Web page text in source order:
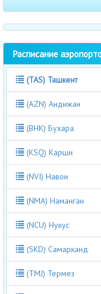
Расписание
(TAS) Ташкент
(AZN) Андижан
(BHK) Бухара
(KSQ) Карши
(NVI) Навои
(NMA) Наманган
(NCU) Нукус
(SKD) Самарканд
(TMJ) Термез